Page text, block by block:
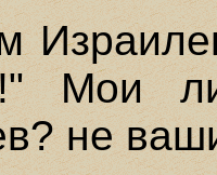
Мои
не